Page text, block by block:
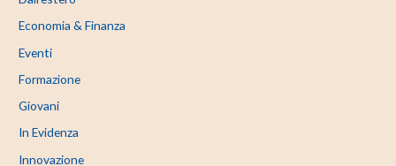
Economia & Finanza
Eventi
Formazione
Giovani
In Evidenza
Innovazione